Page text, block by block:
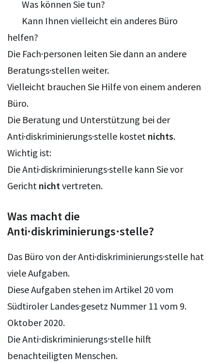
Was können Sie tun?
Kann Ihnen vielleicht ein anderes Büro
helfen?
Die Fach·personen leiten Sie dann an andere
Beratungs·stellen weiter.
Vielleicht brauchen Sie Hilfe von einem anderen
Büro.
Die Beratung und Unterstützung bei der
Anti·diskriminierungs·stelle kostet nichts.
Wichtig ist:
Die Anti·diskriminierungs·stelle kann Sie vor
Gericht nicht vertreten.
Was macht die
Anti·diskriminierungs·stelle?
Das Büro von der Anti·diskriminierungs·stelle hat
viele Aufgaben.
Diese Aufgaben stehen im Artikel 20 vom
Südtiroler Landes·gesetz Nummer 11 vom 9.
Oktober 2020.
Die Anti⸱diskriminierungs⸱stelle hilft
benachteiligten Menschen.